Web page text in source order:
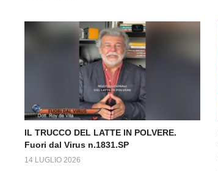
IL TRUCCO DEL LATTE IN POLVERE.
Fuori dal Virus n.1831.SP
14 LUGLIO 2026